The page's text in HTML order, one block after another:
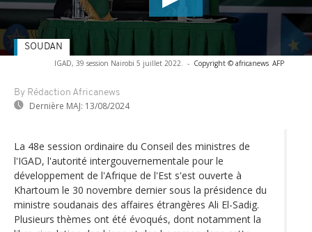
IGAD, 39 session Nairobi 5 juillet 2022. - Copyright © africanews AFP
By Rédaction Africanews
Dernière MAJ: 13/08/2024
SOUDAN
La 48e session ordinaire du Conseil des ministres de
l'IGAD, l'autorité intergouvernementale pour le
développement de l'Afrique de l'Est s'est ouverte à
Khartoum le 30 novembre dernier sous la présidence du
ministre soudanais des affaires étrangères Ali El-Sadig.
Plusieurs thèmes ont été évoqués, dont notamment la